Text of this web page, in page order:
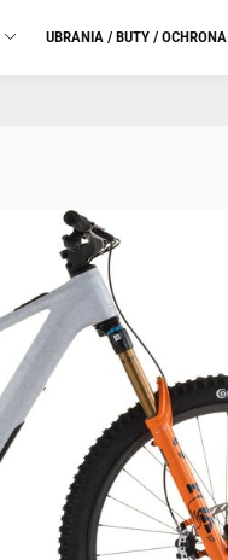
UBRANIA / BUTY / OCHRONA